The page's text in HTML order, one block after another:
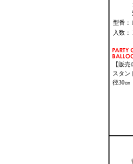
型番：
入数：
【販
スタン
径30㎝